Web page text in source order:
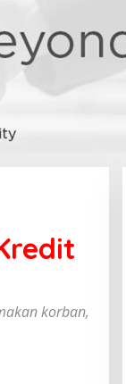
korban,